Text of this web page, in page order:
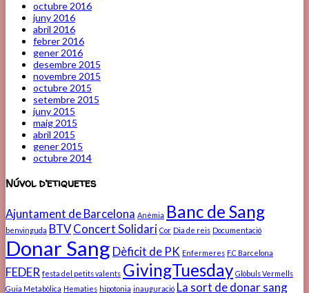
octubre 2016
juny 2016
abril 2016
febrer 2016
gener 2016
desembre 2015
novembre 2015
octubre 2015
setembre 2015
juny 2015
maig 2015
abril 2015
gener 2015
octubre 2014
Núvol d’etiquetes
Ajuntament de Barcelona Anèmia Banc de Sang
benvinguda BTVConcert Solidari Cor Dia de reis Documentació
Donar Sang Dèficit de PK Enfermeres F.C Barcelona
FEDER festa del petits valents GivingTuesday Glòbuls Vermells
Guia Metabòlica Hematies hipotonia inauguració La sort de donar sang